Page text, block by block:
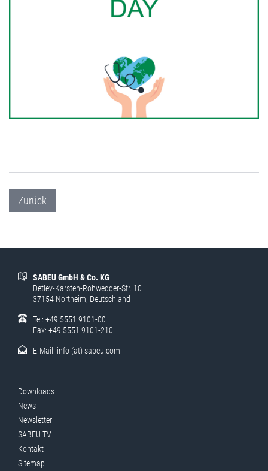
Zurück
SABEU GmbH & Co. KG
Detlev-Karsten-Rohwedder-Str. 10
37154 Northeim, Deutschland
Tel: +49 5551 9101-00
Fax: +49 5551 9101-210
E-Mail: info (at) sabeu.com
Downloads
News
Newsletter
SABEU TV
Kontakt
Sitemap